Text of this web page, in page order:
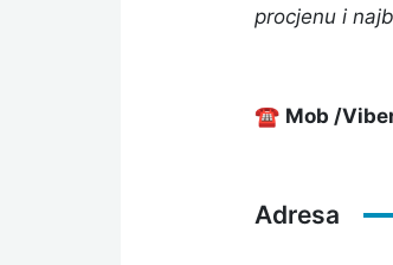
procjenu i
☎ Mob /
Adresa